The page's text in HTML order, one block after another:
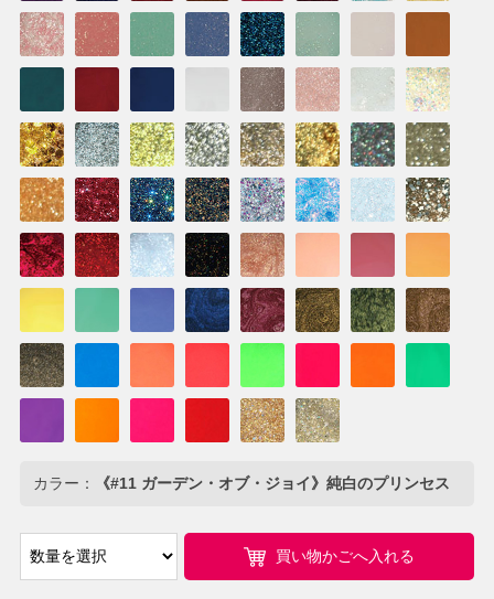
カラー： 《#11 ガーデン・オブ・ジョイ》純白のプリンセス
買い物かごへ入れる